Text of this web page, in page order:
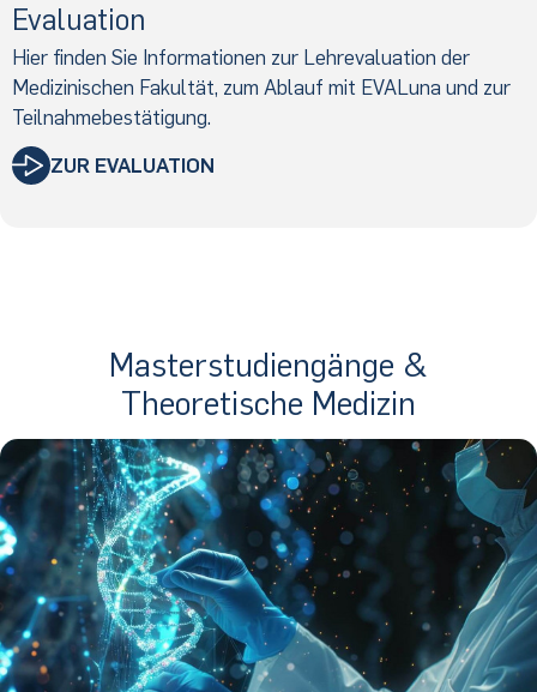
Evaluation
Hier finden Sie Informationen zur Lehrevaluation der
Medizinischen Fakultät, zum Ablauf mit EVALuna und zur
Teilnahmebestätigung.
ZUR EVALUATION
Masterstudiengänge &
Theoretische Medizin